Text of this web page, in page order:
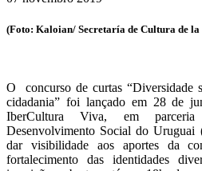
(Foto: Kaloian/ Secretaría de Cultura de la
O concurso de curtas “Diversidade
cidadania” foi lançado em 28 de
IberCultura Viva, em
Desenvolvimento Social do
dar visibilidade aos aportes da
fortalecimento das identidades